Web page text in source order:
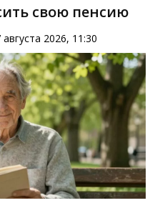
свою пенсию
августа 2026, 11:30